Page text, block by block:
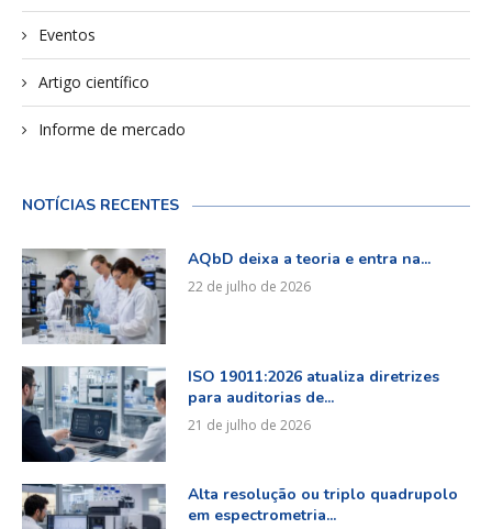
Eventos
Artigo científico
Informe de mercado
NOTÍCIAS RECENTES
AQbD deixa a teoria e entra na...
22 de julho de 2026
ISO 19011:2026 atualiza diretrizes
para auditorias de...
21 de julho de 2026
Alta resolução ou triplo quadrupolo
em espectrometria...